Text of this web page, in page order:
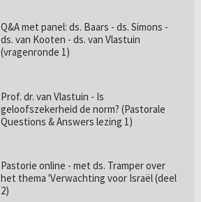
Q&A met panel: ds. Baars - ds. Simons -
ds. van Kooten - ds. van Vlastuin
(vragenronde 1)
Prof. dr. van Vlastuin - Is
geloofszekerheid de norm? (Pastorale
Questions & Answers lezing 1)
Pastorie online - met ds. Tramper over
het thema 'Verwachting voor Israël (deel
2)